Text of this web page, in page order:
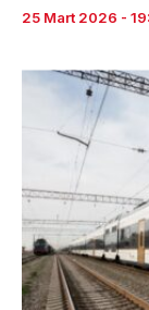
25 Mart 2026 -